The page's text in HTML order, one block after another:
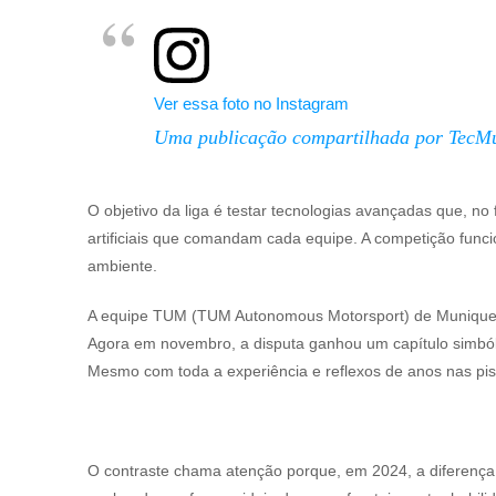
Ver essa foto no Instagram
Uma publicação compartilhada por
O objetivo da liga é testar tecnologias avançadas que,
artificiais que comandam cada equipe. A competição
ambiente.
A equipe TUM (TUM Autonomous Motorsport) de
Agora em novembro, a disputa ganhou um capítulo
Mesmo com toda a experiência e reflexos de anos nas
O contraste chama atenção porque, em 2024, a